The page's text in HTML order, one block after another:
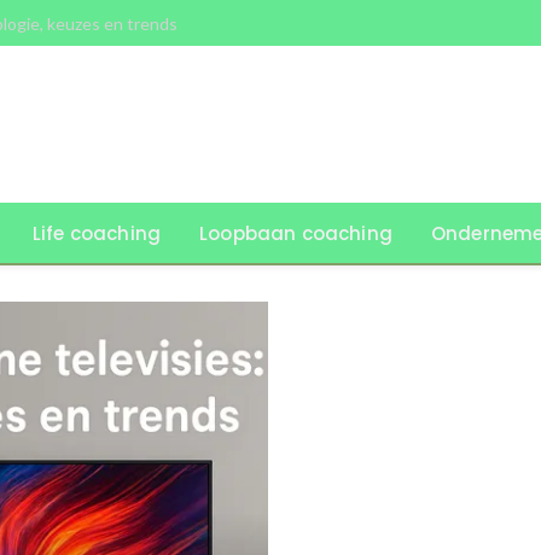
keuzes en trends
Life coaching Loopbaan coaching